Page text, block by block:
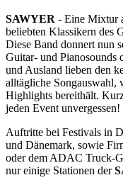
SAWYER - Eine Mixtur
beliebten Klassikern des
Diese Band donnert nun
Guitar- und Pianosounds
und Ausland lieben den
alltägliche Songauswahl,
Highlights bereithält.
jeden Event unvergessen!
Auftritte bei Festivals in
und Dänemark, sowie
oder dem ADAC Truck-
nur einige Stationen der